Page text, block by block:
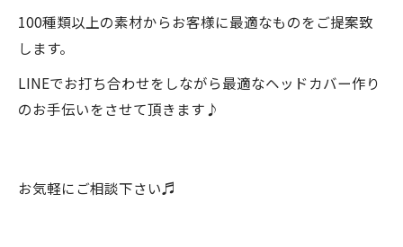
100種類以上の素材からお客様に最適なものをご提案致
します。
LINEでお打ち合わせをしながら最適なヘッドカバー作り
のお手伝いをさせて頂きます♪
お気軽にご相談下さい♬